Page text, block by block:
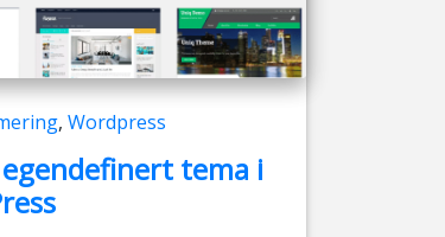
, Wordpress
tema i